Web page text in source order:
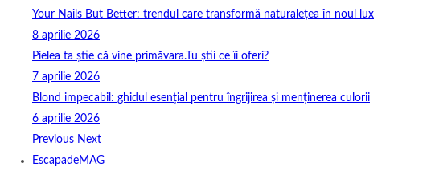
Your Nails But Better: trendul care transformă naturalețea în noul lux
8 aprilie 2026
Pielea ta știe că vine primăvara.Tu știi ce îi oferi?
7 aprilie 2026
Blond impecabil: ghidul esențial pentru îngrijirea și menținerea culorii
6 aprilie 2026
Previous Next
EscapadeMAG